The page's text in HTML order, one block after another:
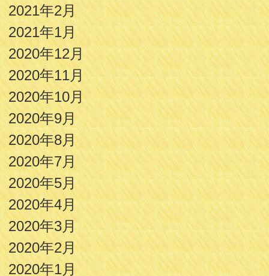
2021年2月
2021年1月
2020年12月
2020年11月
2020年10月
2020年9月
2020年8月
2020年7月
2020年5月
2020年4月
2020年3月
2020年2月
2020年1月